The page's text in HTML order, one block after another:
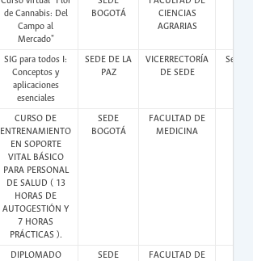
de Cannabis: Del
Campo al
Mercado"
BOGOTÁ
CIENCIAS
AGRARIAS
SIG para todos I:
Conceptos y
aplicaciones
esenciales
SEDE DE LA
PAZ
VICERRECTORÍA
DE SEDE
CURSO DE
ENTRENAMIENTO
EN SOPORTE
VITAL BÁSICO
PARA PERSONAL
DE SALUD ( 13
HORAS DE
AUTOGESTIÓN Y
7 HORAS
PRÁCTICAS ).
SEDE
BOGOTÁ
FACULTAD DE
MEDICINA
DIPLOMADO
SEDE
FACULTAD DE